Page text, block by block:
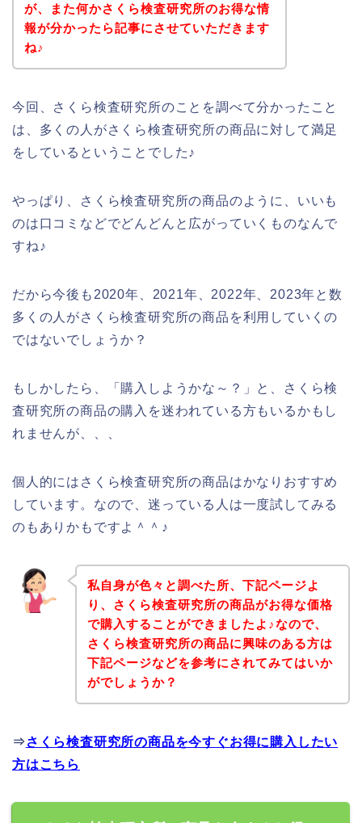
が、また何かさくら検査研究所のお得な情
報が分かったら記事にさせていただきます
ね♪
今回、さくら検査研究所のことを調べて分かったこと
は、多くの人がさくら検査研究所の商品に対して満足
をしているということでした♪
やっぱり、さくら検査研究所の商品のように、いいも
のは口コミなどでどんどんと広がっていくものなんで
すね♪
だから今後も2020年、2021年、2022年、2023年と数
多くの人がさくら検査研究所の商品を利用していくの
ではないでしょうか？
もしかしたら、「購入しようかな～？」と、さくら検
査研究所の商品の購入を迷われている方もいるかもし
れませんが、、、
個人的にはさくら検査研究所の商品はかなりおすすめ
しています。なので、迷っている人は一度試してみる
のもありかもですよ＾＾♪
私自身が色々と調べた所、下記ページよ
り、さくら検査研究所の商品がお得な価格
で購入することができましたよ♪なので、
さくら検査研究所の商品に興味のある方は
下記ページなどを参考にされてみてはいか
がでしょうか？
⇒ さくら検査研究所の商品を今すぐお得に購入したい
方はこちら